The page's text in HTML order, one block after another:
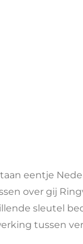
eentje
over gij
sleutel
tussen